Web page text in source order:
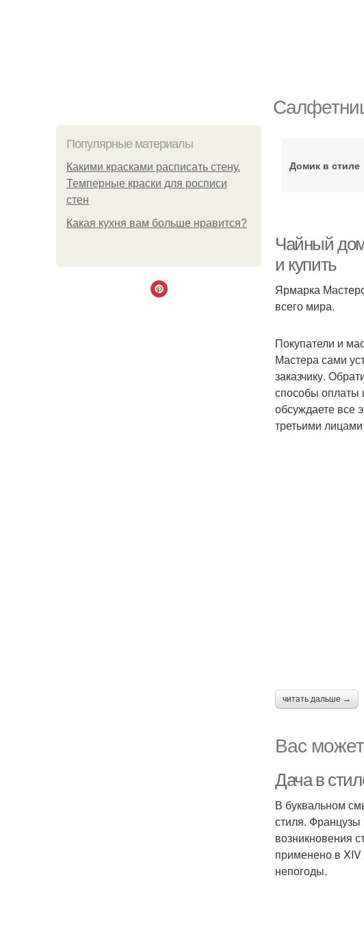
Популярные материалы
Какими красками расписать стену.
Темперные краски для росписи
стен
Какая кухня вам больше нравится?
Домик в стиле
Чайный
и купить
Ярмарка
всего мира.
Покупатели и
Мастера сами
заказчику.
способы оплаты
обсуждаете все
третьими
читать дальше →
Вас
Дача в
В буквальном
стиля. Французы
возникновения
применено в
непогоды.